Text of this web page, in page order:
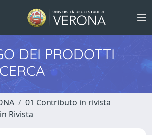
DEI PRODOTTI
01 Contributo in rivista
Rivista